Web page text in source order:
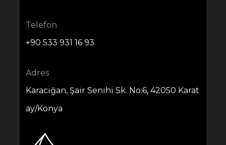
Telefon
+90 533 931 16 93
Adres
Karaciğan, Şair Senihi Sk. No:6, 42050 Karat
ay/Konya